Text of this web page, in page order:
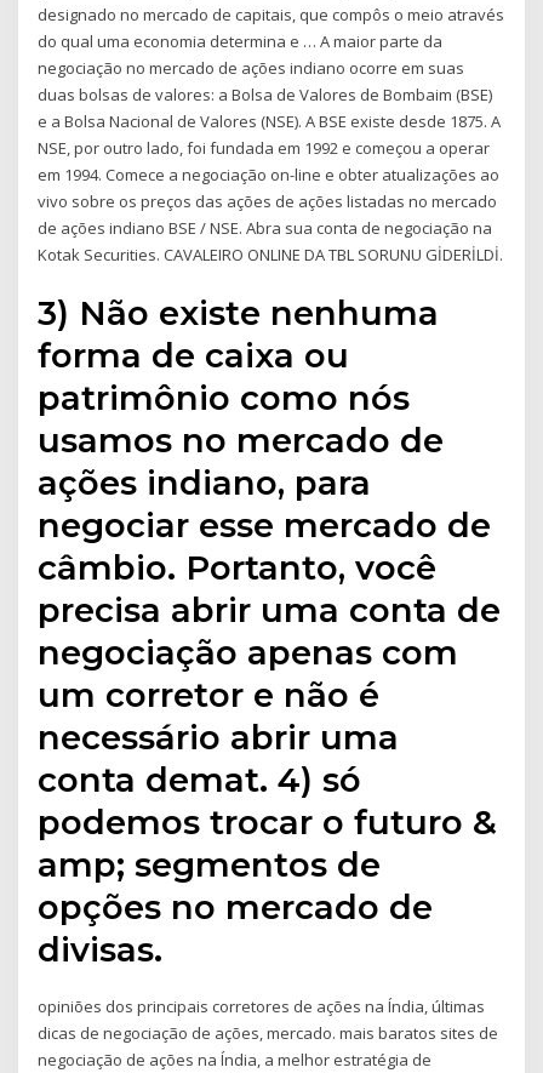
designado no mercado de capitais, que compôs o meio através
do qual uma economia determina e … A maior parte da
negociação no mercado de ações indiano ocorre em suas
duas bolsas de valores: a Bolsa de Valores de Bombaim (BSE)
e a Bolsa Nacional de Valores (NSE). A BSE existe desde 1875. A
NSE, por outro lado, foi fundada em 1992 e começou a operar
em 1994. Comece a negociação on-line e obter atualizações ao
vivo sobre os preços das ações de ações listadas no mercado
de ações indiano BSE / NSE. Abra sua conta de negociação na
Kotak Securities. CAVALEIRO ONLINE DA TBL SORUNU GİDERİLDİ.
3) Não existe nenhuma
forma de caixa ou
patrimônio como nós
usamos no mercado de
ações indiano, para
negociar esse mercado de
câmbio. Portanto, você
precisa abrir uma conta de
negociação apenas com
um corretor e não é
necessário abrir uma
conta demat. 4) só
podemos trocar o futuro &
amp; segmentos de
opções no mercado de
divisas.
opiniões dos principais corretores de ações na Índia, últimas
dicas de negociação de ações, mercado. mais baratos sites de
negociação de ações na Índia, a melhor estratégia de